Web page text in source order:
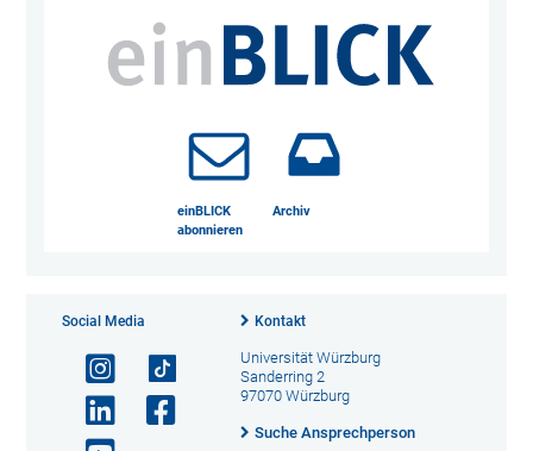
einBLICK
abonnieren
Archiv
Social Media Kontakt
Universität Würzburg
Sanderring 2
97070 Würzburg
Suche Ansprechperson